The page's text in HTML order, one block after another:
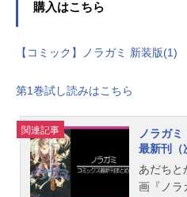
購入はこちら
【コミック】ノラガミ 新装版(1)
第1巻試し読みはこちら
関連記事
ノラガミ
最新刊（
あだちと
画『ノラ